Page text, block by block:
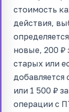
стоимость
действия,
новые, 200 ₽
старых или
добавляется
или 1 500 ₽
операции с